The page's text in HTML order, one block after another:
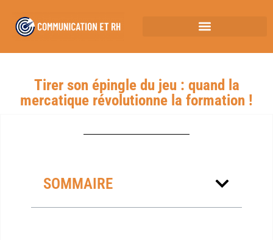
Tirer son épingle du jeu : quand la
mercatique révolutionne la formation !
SOMMAIRE